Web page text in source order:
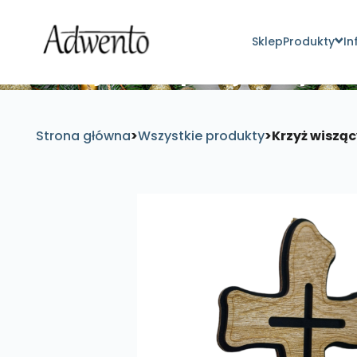
SklepProdukty
Strona główna>Wszystkie produkty>Krzyż